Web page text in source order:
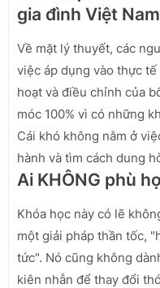
gia đình Việt
Về mặt lý thuyết, các
việc áp dụng vào thực
hoạt và điều chỉnh của
móc 100% vì có những
Cái khó không nằm ở
hành và tìm cách dung
Ai KHÔNG phù
Khóa học này có lẽ
một giải pháp thần tốc,
tức". Nó cũng không
kiên nhẫn để thay đổi